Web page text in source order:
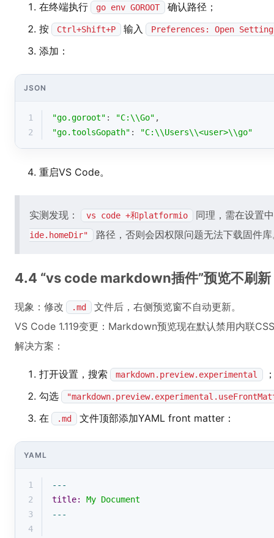
在终端执行 go env GOROOT
确认路径；
按
Ctrl+Shift+P 输入 Preferences: Open
添加：
JSON
1 "go.goroot" : "C:\\Go" ,
2
"go.toolsGopath" : "C:\\Users\\<user>\\go"
重启VS Code。
实测发现： vs code +和platformio 同理，需在设置
ide.homeDir" 路径，否则会因权限问题无法下载固件
4.4 “vs code markdown插件”预览不刷新
现象：修改 .md
文件后，右侧预览窗不自动更新。
VS Code 1.119变更：Markdown预览现在默认禁用内联
解决方案：
打开设置，搜索 markdown.preview.experimental
勾选
在 .md 文件顶部添加YAML front matter：
YAML
1
---
2
title: My Document
3
---
4